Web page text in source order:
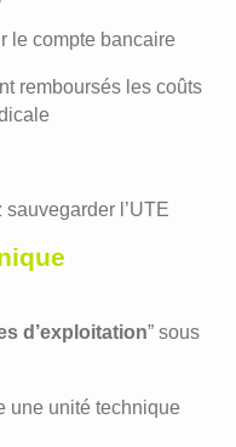
le compte bancaire
remboursés les coûts
l’UTE
d’exploitation” sous
une unité technique